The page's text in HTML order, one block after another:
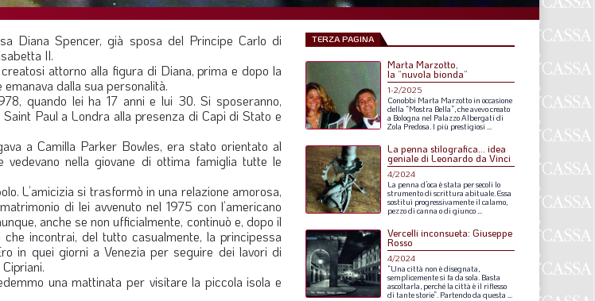
Diana Spencer, già sposa del Principe Carlo di
II.
attorno alla figura di Diana, prima e dopo la
dalla sua personalità.
quando lei ha 17 anni e lui 30. Si sposeranno,
Paul a Londra alla presenza di Capi di Stato e
a Camilla Parker Bowles, era stato orientato al
nella giovane di ottima famiglia tutte le
L’amicizia si trasformò in una relazione amorosa,
di lei avvenuto nel 1975 con l’americano
anche se non ufficialmente, continuò e, dopo il
incontrai, del tutto casualmente, la principessa
in quei giorni a Venezia per seguire dei lavori di
una mattinata per visitare la piccola isola e
TERZA PAGINA
Marta Marzotto,
la “nuvola bionda”
1-2/2025
Conobbi Marta Marzottoin occasione
della “Mostra Bella”, cheavevocreato
a Bologna nel PalazzoAlbergati di
Zola Predosa. I più prestigiosi
La penna stilografica... idea
geniale di Leonardo da Vinci
4/2024
La penna d’oca èstata persecoli lo
strumentodi scrittura abituale. Essa
sostituì progressivamenteil calamo,
pezzodi canna odi giunco
Vercelli inconsueta: Giuseppe
Rosso
4/2024
“Una città non èdisegnata,
semplicementesi fa da sola. Basta
ascoltarla, perché la città èil riflesso
di tantestorie”. Partendoda questa